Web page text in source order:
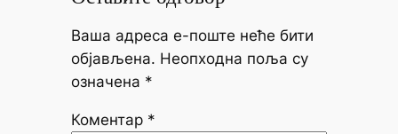
Ваша адреса е-поште неће бити
објављена. Неопходна поља су
означена *
Коментар *